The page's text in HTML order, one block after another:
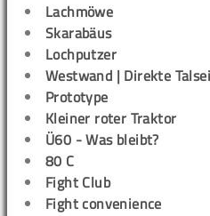
Lachmöwe
Skarabäus
Lochputzer
Westwand | Direkte
Prototype
Kleiner roter Traktor
Ü60 - Was bleibt?
80 C
Fight Club
Fight convenience